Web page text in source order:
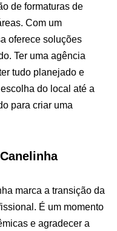
de formaturas de
Com um
oferece soluções
Ter uma agência
tudo planejado e
do local até a
para criar uma
marca a transição da
É um momento
e agradecer a